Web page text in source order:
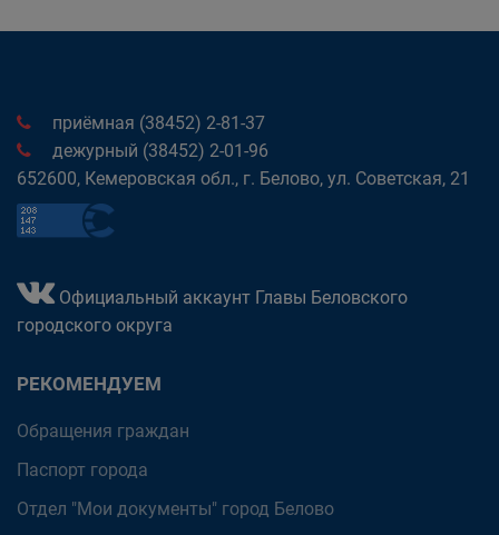
приёмная (38452) 2-81-37
дежурный (38452) 2-01-96
652600, Кемеровская обл., г. Белово, ул. Советская, 21
Официальный аккаунт Главы Беловского
городского округа
РЕКОМЕНДУЕМ
Обращения граждан
Паспорт города
Отдел "Мои документы" город Белово